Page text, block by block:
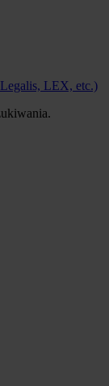
LEX, etc.)